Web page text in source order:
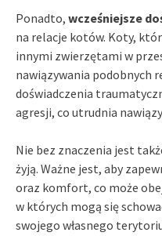
Ponadto, wcześniejsze
na relacje kotów. Koty,
innymi zwierzętami w
nawiązywania podobnych
doświadczenia
agresji, co utrudnia
Nie bez znaczenia jest
żyją. Ważne jest, aby
oraz komfort, co może
w których mogą się
swojego własnego